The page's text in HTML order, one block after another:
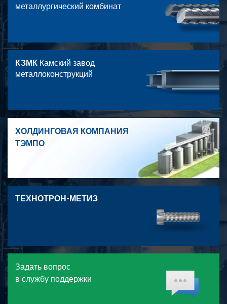
металлургический комбинат
КЗМК Камский завод
металлоконструкций
ХОЛДИНГОВАЯ КОМПАНИЯ
ТЭМПО
ТЕХНОТРОН-МЕТИЗ
Задать вопрос
в службу поддержки